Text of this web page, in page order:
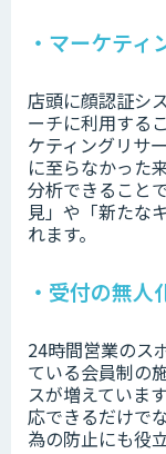
・マーケティ
店頭に顔認証シ
ーチに利用する
ケティングリサ
に至らなかった
分析できること
見」や「新たな
れます。
・受付の無人
24時間営業のス
ている会員制の
スが増えていま
応できるだけで
為の防止にも役